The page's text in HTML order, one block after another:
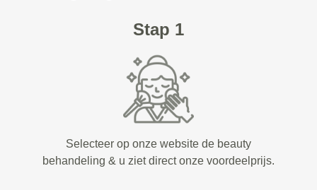
Stap 1
Selecteer op onze website de beauty
behandeling & u ziet direct onze voordeelprijs.